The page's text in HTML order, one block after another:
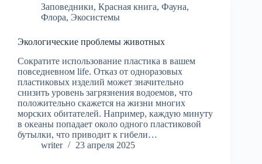
Заповедники, Красная книга, Фауна,
Флора, Экосистемы
Экологические проблемы животных
Сократите использование пластика в вашем
повседневном life. Отказ от одноразовых
пластиковых изделий может значительно
снизить уровень загрязнения водоемов, что
положительно скажется на жизни многих
морских обитателей. Например, каждую минуту
в океаны попадает около одного пластиковой
бутылки, что приводит к гибели…
writer
23 апреля 2025